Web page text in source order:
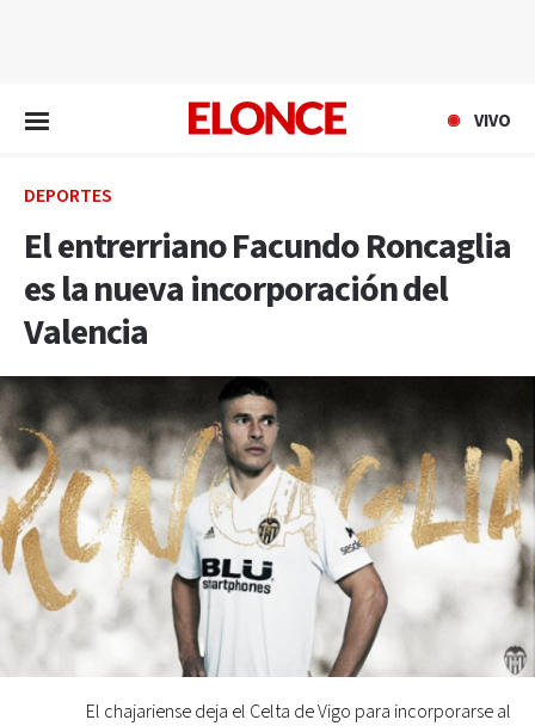
VIVO
DEPORTES
El entrerriano Facundo Roncaglia
es la nueva incorporación del
Valencia
El chajariense deja el Celta de Vigo para incorporarse al